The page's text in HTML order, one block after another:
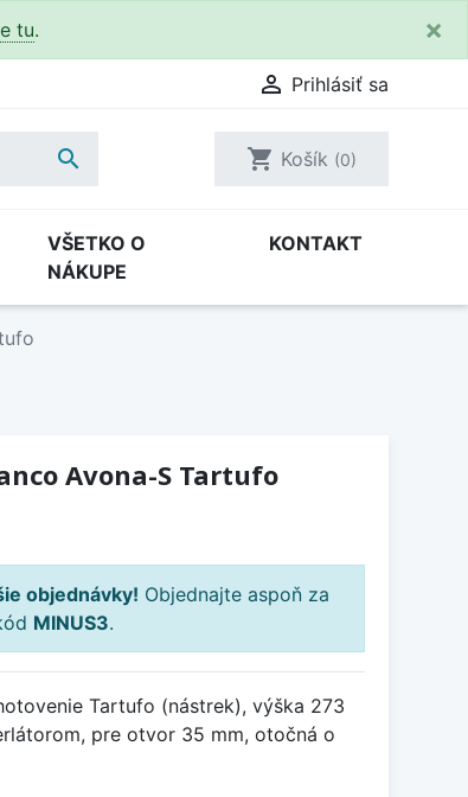
tu. ×
 Prihlásiť sa
 shopping_cart Košík (0)
VŠETKO O
NÁKUPE
KONTAKT
Avona-S Tartufo
objednávky! Objednajte aspoň za
MINUS3.
Tartufo (nástrek), výška 273
pre otvor 35 mm, otočná o